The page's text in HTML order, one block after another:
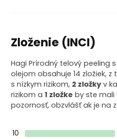
Zloženie (INCI)
Hagi Prírodný telový peeling
olejom obsahuje 14 zložiek,
s nízkym rizikom, 2 zložky v
rizikom a1 zložke by ste mali
pozornosť, obzvlášť ak je na
10